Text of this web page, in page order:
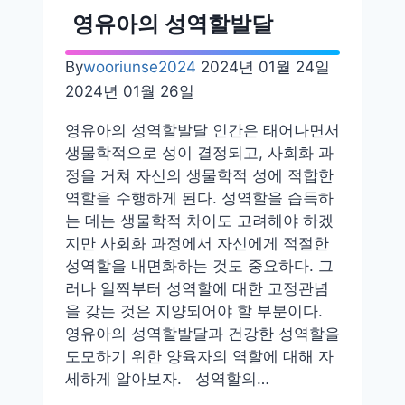
단
계
영유아의 성역할발달
Bywooriunse2024 2024년 01월 24일
2024년 01월 26일
영유아의 성역할발달 인간은 태어나면서
생물학적으로 성이 결정되고, 사회화 과
정을 거쳐 자신의 생물학적 성에 적합한
역할을 수행하게 된다. 성역할을 습득하
는 데는 생물학적 차이도 고려해야 하겠
지만 사회화 과정에서 자신에게 적절한
성역할을 내면화하는 것도 중요하다. 그
러나 일찍부터 성역할에 대한 고정관념
을 갖는 것은 지양되어야 할 부분이다.
영유아의 성역할발달과 건강한 성역할을
도모하기 위한 양육자의 역할에 대해 자
세하게 알아보자. 성역할의…